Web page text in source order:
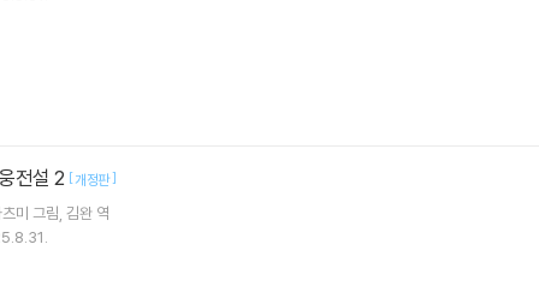
전설 2 [개정판]
미 그림 김완 역